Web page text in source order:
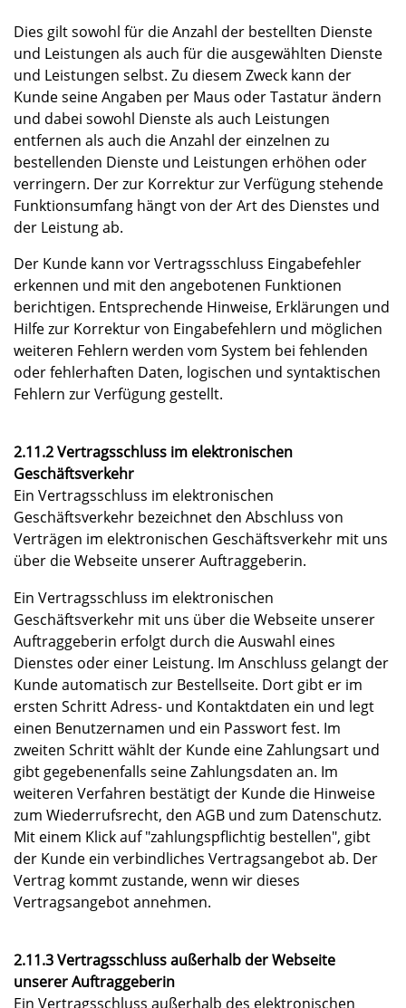
Dies gilt sowohl für die Anzahl der bestellten Dienste
und Leistungen als auch für die ausgewählten Dienste
und Leistungen selbst. Zu diesem Zweck kann der
Kunde seine Angaben per Maus oder Tastatur ändern
und dabei sowohl Dienste als auch Leistungen
entfernen als auch die Anzahl der einzelnen zu
bestellenden Dienste und Leistungen erhöhen oder
verringern. Der zur Korrektur zur Verfügung stehende
Funktionsumfang hängt von der Art des Dienstes und
der Leistung ab.
Der Kunde kann vor Vertragsschluss Eingabefehler
erkennen und mit den angebotenen Funktionen
berichtigen. Entsprechende Hinweise, Erklärungen und
Hilfe zur Korrektur von Eingabefehlern und möglichen
weiteren Fehlern werden vom System bei fehlenden
oder fehlerhaften Daten, logischen und syntaktischen
Fehlern zur Verfügung gestellt.
2.11.2 Vertragsschluss im elektronischen
Geschäftsverkehr
Ein Vertragsschluss im elektronischen
Geschäftsverkehr bezeichnet den Abschluss von
Verträgen im elektronischen Geschäftsverkehr mit uns
über die Webseite unserer Auftraggeberin.
Ein Vertragsschluss im elektronischen
Geschäftsverkehr mit uns über die Webseite unserer
Auftraggeberin erfolgt durch die Auswahl eines
Dienstes oder einer Leistung. Im Anschluss gelangt der
Kunde automatisch zur Bestellseite. Dort gibt er im
ersten Schritt Adress- und Kontaktdaten ein und legt
einen Benutzernamen und ein Passwort fest. Im
zweiten Schritt wählt der Kunde eine Zahlungsart und
gibt gegebenenfalls seine Zahlungsdaten an. Im
weiteren Verfahren bestätigt der Kunde die Hinweise
zum Wiederrufsrecht, den AGB und zum Datenschutz.
Mit einem Klick auf "zahlungspflichtig bestellen", gibt
der Kunde ein verbindliches Vertragsangebot ab. Der
Vertrag kommt zustande, wenn wir dieses
Vertragsangebot annehmen.
2.11.3 Vertragsschluss außerhalb der Webseite
unserer Auftraggeberin
Ein Vertragsschluss außerhalb des elektronischen